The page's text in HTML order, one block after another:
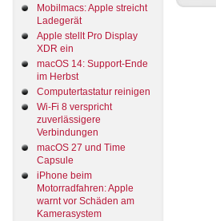
Mobilmacs: Apple streicht
Ladegerät
Apple stellt Pro Display
XDR ein
macOS 14: Support-Ende
im Herbst
Computertastatur reinigen
Wi-Fi 8 verspricht
zuverlässigere
Verbindungen
macOS 27 und Time
Capsule
iPhone beim
Motorradfahren: Apple
warnt vor Schäden am
Kamerasystem